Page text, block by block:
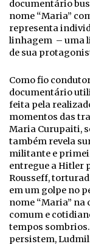
documentário
nome “Maria”
representa
linhagem – uma
de sua
Como fio
documentário
feita pela
momentos das
Maria Curupaiti,
também revela
militante e
entregue a Hitler
Rousseff,
em um golpe no
nome “Maria” na
comum e
tempos
persistem,